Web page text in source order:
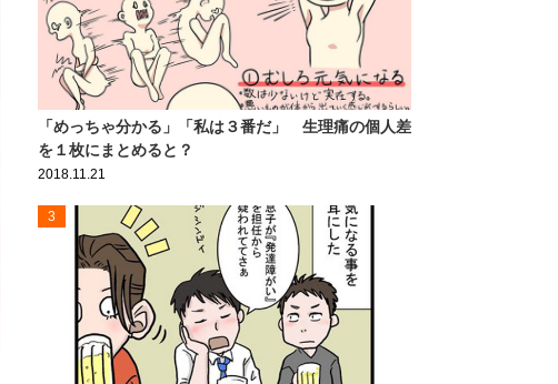
「めっちゃ分かる」「私は３番だ」 生理痛の個人差
を１枚にまとめると？
2018.11.21
3